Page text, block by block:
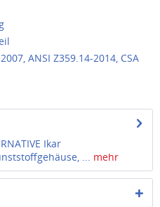
ANSI Z359.14-2014, CSA
Ikar
... mehr